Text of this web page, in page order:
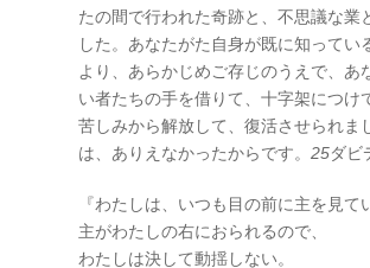
たの間で行われた奇跡と、不思議な
した。あなたがた自身が既に知ってい
より、あらかじめご存じのうえで、
い者たちの手を借りて、十字架につけ
苦しみから解放して、復活させられ
は、ありえなかったからです。 25ダビ
『わたしは、いつも目の前に主を見て
主がわたしの右におられるので、
わたしは決して動揺しない。